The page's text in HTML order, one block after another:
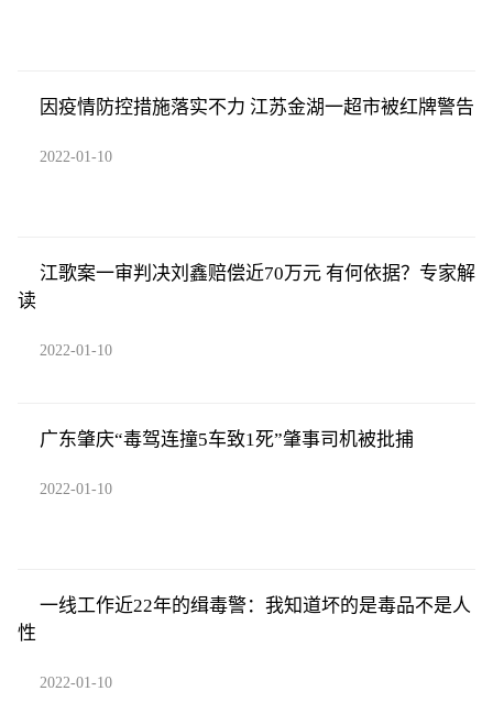
因疫情防控措施落实不力 江苏金湖一超市被红牌警告
2022-01-10
江歌案一审判决刘鑫赔偿近70万元 有何依据？专家解
读
2022-01-10
广东肇庆“毒驾连撞5车致1死”肇事司机被批捕
2022-01-10
一线工作近22年的缉毒警：我知道坏的是毒品不是人
性
2022-01-10